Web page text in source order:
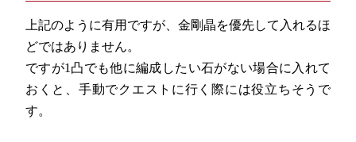
上記のように有用ですが、金剛晶を優先して入れるほ
どではありません。
ですが1凸でも他に編成したい石がない場合に入れて
おくと、手動でクエストに行く際には役立ちそうで
す。